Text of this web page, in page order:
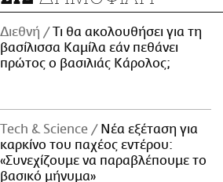
Διεθνή
Τι θα ακολουθήσει για τη
βασίλισσα Καμίλα εάν πεθάνει
πρώτος ο βασιλιάς Κάρολος;
Τech & Science
Νέα εξέταση για
καρκίνο του παχέος εντέρου:
«Συνεχίζουμε να παραβλέπουμε το
βασικό μήνυμα»